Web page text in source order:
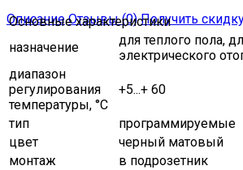
Описание Отзывы (0) Получить
Основные характеристики
назначение
для теплого пола,
электрического
диапазон
регулирования
температуры, °C
+5...+ 60
тип
программируемые
цвет
черный матовый
монтаж
в подрозетник